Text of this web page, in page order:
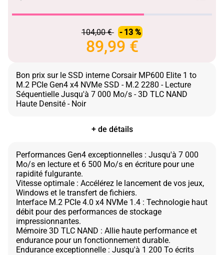
104,00 € - 13 %
89,99 €
Bon prix sur le SSD interne Corsair MP600 Elite 1 to
M.2 PCIe Gen4 x4 NVMe SSD - M.2 2280 - Lecture
Séquentielle Jusqu'à 7 000 Mo/s - 3D TLC NAND
+ de détails
Performances Gen4 exceptionnelles : Jusqu'à 7 000
Mo/s en lecture et 6 500 Mo/s en écriture pour une
rapidité fulgurante.
Vitesse optimale : Accélérez le lancement de vos jeux,
Windows et le transfert de fichiers.
Interface M.2 PCIe 4.0 x4 NVMe 1.4 : Technologie haut
débit pour des performances de stockage
impressionnantes.
Mémoire 3D TLC NAND : Allie haute performance et
endurance pour un fonctionnement durable.
Endurance exceptionnelle : Jusqu'à 1 200 To écrits